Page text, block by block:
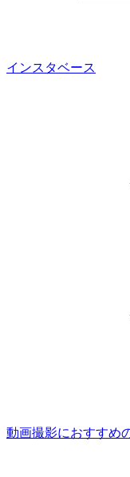
インスタベース
動画撮影におすすめ